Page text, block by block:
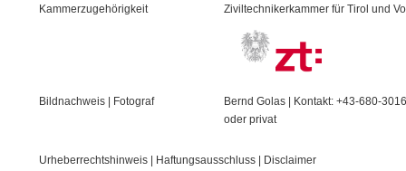
Kammerzugehörigkeit
Ziviltechnikerkammer für Tirol und
Bildnachweis | Fotograf
Bernd Golas | Kontakt: +43-680-
oder privat
Urheberrechtshinweis | Haftungsausschluss | Disclaimer